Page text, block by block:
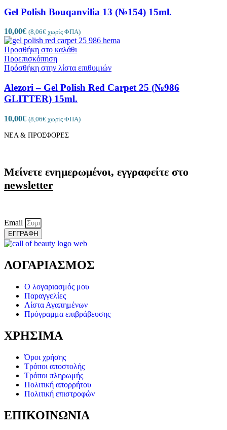
Gel Polish Bouqanvilia 13 (№154) 15ml.
10,00€ (8,06€ χωρίς ΦΠΑ)
Προσθήκη στο καλάθι
Προεπισκόπηση
Πρόσθήκη στην λίστα επιθυμιών
Alezori – Gel Polish Red Carpet 25 (№986
GLITTER) 15ml.
10,00€ (8,06€ χωρίς ΦΠΑ)
ΝΕΑ & ΠΡΟΣΦΟΡΕΣ
Μείνετε ενημερωμένοι, εγγραφείτε στο
newsletter
Email
ΕΓΓΡΑΦΗ
ΛΟΓΑΡΙΑΣΜΟΣ
Ο λογαριασμός μου
Παραγγελίες
Λίστα Αγαπημένων
Πρόγραμμα επιβράβευσης
ΧΡΗΣΙΜΑ
Όροι χρήσης
Τρόποι αποστολής
Τρόποι πληρωμής
Πολιτική απορρήτου
Πολιτική επιστροφών
ΕΠΙΚΟΙΝΩΝΙΑ